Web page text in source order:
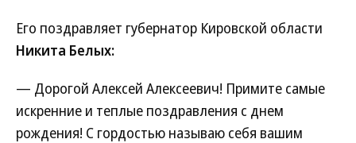
Его поздравляет губернатор Кировской области
Никита Белых:
— Дорогой Алексей Алексеевич! Примите самые
искренние и теплые поздравления с днем
рождения! С гордостью называю себя вашим